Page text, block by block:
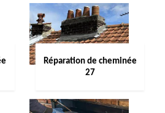
Réparation de cheminée
27